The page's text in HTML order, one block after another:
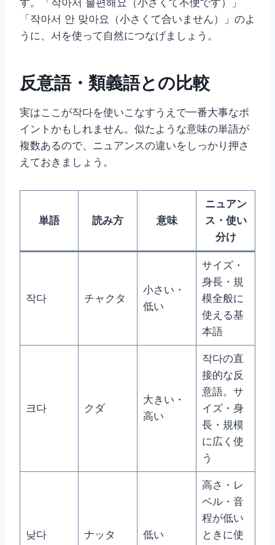
「작아서 안 맞아요（小さくて合いません）」のよ
うに、서を使って自然につなげましょう。
反意語・類義語との比較
実はここが작다を使いこなすうえで一番大事なポ
イントかもしれません。似たような意味の単語が
複数あるので、ニュアンスの違いをしっかり押さ
えておきましょう。
単語 読み方 意味
ニュアン
ス・使い
分け
작다 チャクタ
小さい・
低い
サイズ・
身長・規
模全般に
使える基
本語
크다 クダ
大きい・
高い
작다の直
接的な反
意語。サ
イズ・身
長・規模
に広く使
う
낮다 ナッタ 低い
高さ・レ
ベル・音
程が低い
ときに使